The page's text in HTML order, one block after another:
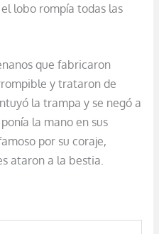
lobo rompía todas las
que fabricaron
y trataron de
la trampa y se negó a
la mano en sus
por su coraje,
ataron a la bestia.